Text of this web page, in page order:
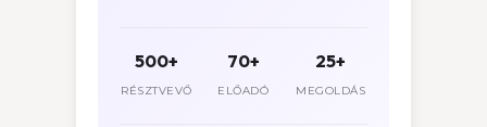
500+
RÉSZTVEVŐ
70+
ELŐADÓ
25+
MEGOLDÁS